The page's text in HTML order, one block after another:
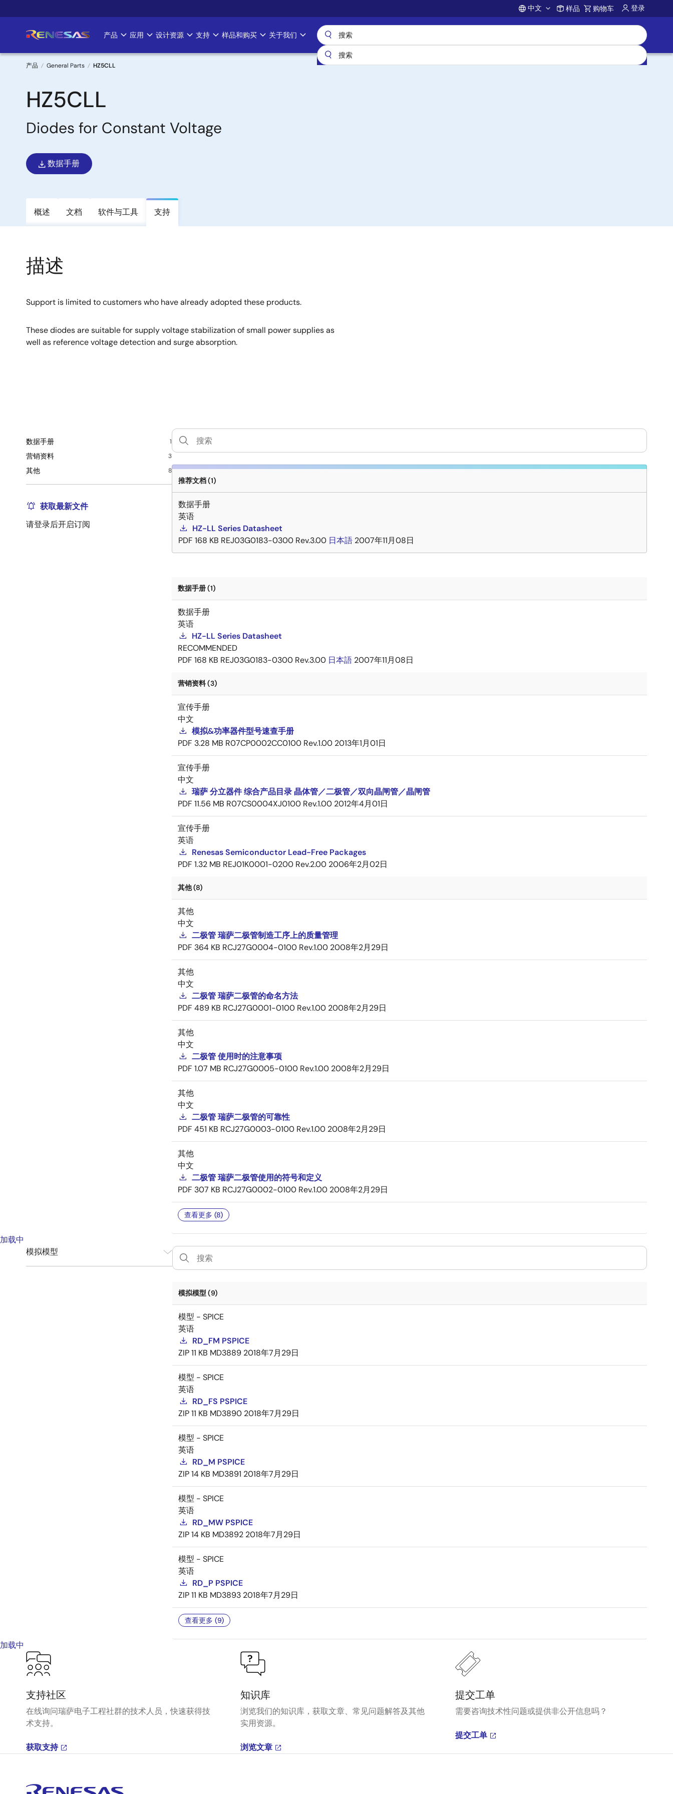
转
要
Account
中文 样品 购物车 登录
Main
navigation
产品 应用 设计资源 支持 样品和购买 关于我们
面
包
屑
产品 General Parts HZ5CLL
HZ5CLL
Diodes for Constant Voltage
数据手册
概述 文档 软件与工具 支持
描述
Support is limited to customers who have already adopted these products.
These diodes are suitable for supply voltage stabilization of small power supplies as
well as reference voltage detection and surge absorption.
数据手册 1
营销资料 3
其他 8
获取最新文件
请登录后开启订阅
推荐文档 (1)
数据手册
英语
HZ-LL Series Datasheet
PDF 168 KB REJ03G0183-0300 Rev.3.00 日本語 2007年11月08日
数据手册 (1)
数据手册
英语
HZ-LL Series Datasheet
RECOMMENDED
PDF 168 KB REJ03G0183-0300 Rev.3.00 日本語 2007年11月08日
营销资料 (3)
宣传手册
中文
模拟&功率器件型号速查手册
PDF 3.28 MB R07CP0002CC0100 Rev.1.00 2013年1月01日
宣传手册
中文
瑞萨 分立器件 综合产品目录 晶体管／二极管／双向晶闸管／晶闸管
PDF 11.56 MB R07CS0004XJ0100 Rev.1.00 2012年4月01日
宣传手册
英语
Renesas Semiconductor Lead-Free Packages
PDF 1.32 MB REJ01K0001-0200 Rev.2.00 2006年2月02日
其他 (8)
其他
中文
二极管 瑞萨二极管制造工序上的质量管理
PDF 364 KB RCJ27G0004-0100 Rev.1.00 2008年2月29日
其他
中文
二极管 瑞萨二极管的命名方法
PDF 489 KB RCJ27G0001-0100 Rev.1.00 2008年2月29日
其他
中文
二极管 使用时的注意事项
PDF 1.07 MB RCJ27G0005-0100 Rev.1.00 2008年2月29日
其他
中文
二极管 瑞萨二极管的可靠性
PDF 451 KB RCJ27G0003-0100 Rev.1.00 2008年2月29日
其他
中文
二极管 瑞萨二极管使用的符号和定义
PDF 307 KB RCJ27G0002-0100 Rev.1.00 2008年2月29日
查看更多 (8)
加载中
模拟模型
模拟模型 (9)
模型 - SPICE
英语
RD_FM PSPICE
ZIP11 KB MD3889 2018年7月29日
模型 - SPICE
英语
RD_FS PSPICE
ZIP11 KB MD3890 2018年7月29日
模型 - SPICE
英语
RD_M PSPICE
ZIP14 KB MD3891 2018年7月29日
模型 - SPICE
英语
RD_MW PSPICE
ZIP14 KB MD3892 2018年7月29日
模型 - SPICE
英语
RD_P PSPICE
ZIP11 KB MD3893 2018年7月29日
查看更多 (9)
加载中
支持社区
在线询问瑞萨电子工程社群的技术人员，快速获得技
术支持。
获取支持
知识库
浏览我们的知识库，获取文章、常见问题解答及其他
实用资源。
浏览文章
提交工单
需要咨询技术性问题或提供非公开信息吗？
提交工单